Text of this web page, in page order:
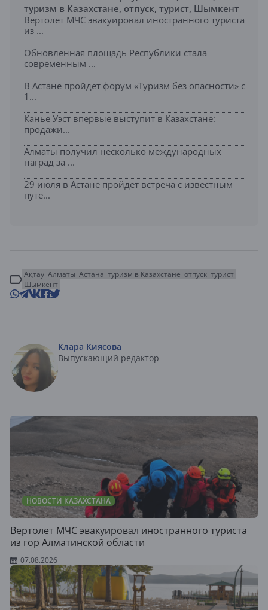
туризм в Казахстане, отпуск, турист, Шымкент
Вертолет МЧС эвакуировал иностранного туриста
из ...
Обновленная площадь Республики стала
современным ...
В Астане пройдет форум «Туризм без опасности» с
1...
Канье Уэст впервые выступит в Казахстане:
продажи...
Алматы получил несколько международных
наград за ...
29 июля в Астане пройдет встреча с известным
путе...
Ақтау Алматы Астана туризм в Казахстане отпуск турист
Шымкент
Клара Киясова
Выпускающий редактор
НОВОСТИ КАЗАХСТАНА
Вертолет МЧС эвакуировал иностранного туриста
из гор Алматинской области
07.08.2026